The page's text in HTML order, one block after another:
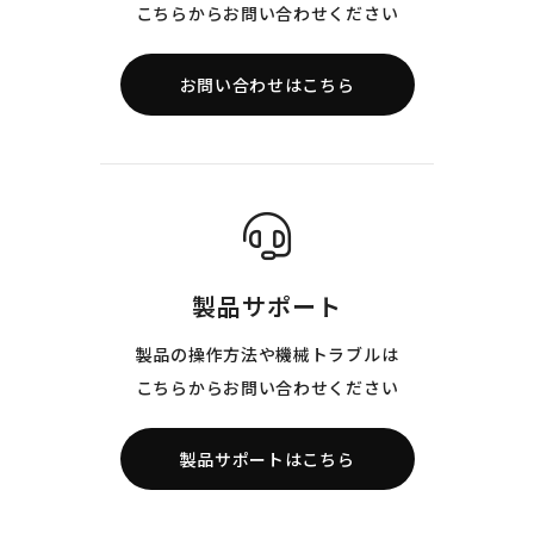
こちらからお問い合わせください
お問い合わせはこちら
製品サポート
製品の操作方法や機械トラブルは
こちらからお問い合わせください
製品サポートはこちら